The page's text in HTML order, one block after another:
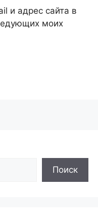
и адрес сайта в
моих
Поиск